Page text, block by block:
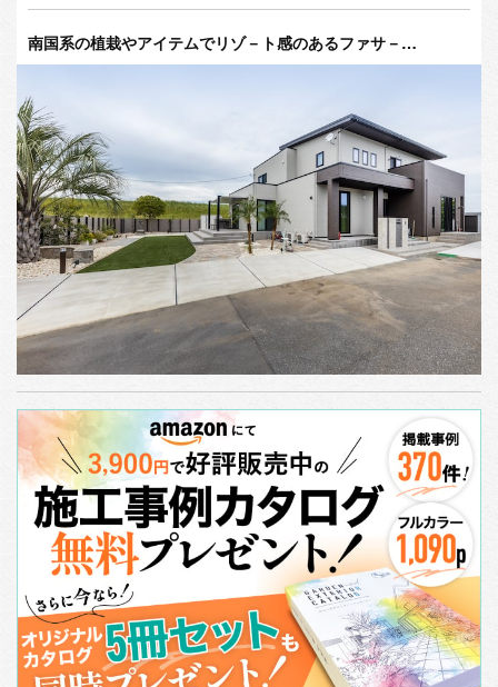
南国系の植栽やアイテムでリゾ－ト感のあるファサ－…